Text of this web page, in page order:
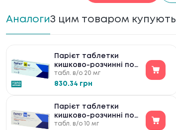
АналогиЗ цим товаром купують
Парієт таблетки
кишково-розчинні по
20 мг №14
табл. в/о 20 мг
830.34 грн
Парієт таблетки
кишково-розчинні по
10 мг №14
табл. в/о 10 мг